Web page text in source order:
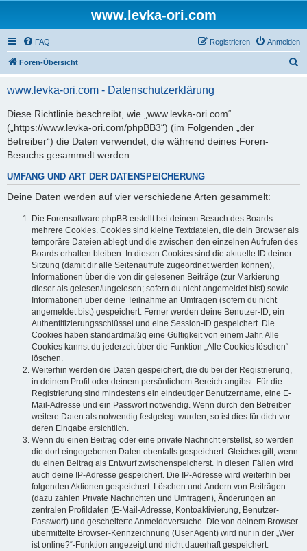
www.levka-ori.com
FAQ Anmelden
Registrieren
Foren-Übersicht
www.levka-ori.com - Datenschutzerklärung
Diese Richtlinie beschreibt, wie „www.levka-ori.com“
(„https://www.levka-ori.com/phpBB3“) (im Folgenden „der
Betreiber“) die Daten verwendet, die während deines Foren-
Besuchs gesammelt werden.
UMFANG UND ART DER DATENSPEICHERUNG
Deine Daten werden auf vier verschiedene Arten gesammelt:
Die Forensoftware phpBB erstellt bei deinem Besuch des Boards
mehrere Cookies. Cookies sind kleine Textdateien, die dein Browser als
temporäre Dateien ablegt und die zwischen den einzelnen Aufrufen des
Boards erhalten bleiben. In diesen Cookies sind die aktuelle ID deiner
Sitzung (damit dir alle Seitenaufrufe zugeordnet werden können),
Informationen über die von dir gelesenen Beiträge (zur Markierung
dieser als gelesen/ungelesen; sofern du nicht angemeldet bist) sowie
Informationen über deine Teilnahme an Umfragen (sofern du nicht
angemeldet bist) gespeichert. Ferner werden deine Benutzer-ID, ein
Authentifizierungsschlüssel und eine Session-ID gespeichert. Die
Cookies haben standardmäßig eine Gültigkeit von einem Jahr. Alle
Cookies kannst du jederzeit über die Funktion „Alle Cookies löschen“
löschen.
Weiterhin werden die Daten gespeichert, die du bei der Registrierung,
in deinem Profil oder deinem persönlichem Bereich angibst. Für die
Registrierung sind mindestens ein eindeutiger Benutzername, eine E-
Mail-Adresse und ein Passwort notwendig. Wenn durch den Betreiber
weitere Daten als notwendig festgelegt wurden, so ist dies für dich vor
deren Eingabe ersichtlich.
Wenn du einen Beitrag oder eine private Nachricht erstellst, so werden
die dort eingegebenen Daten ebenfalls gespeichert. Gleiches gilt, wenn
du einen Beitrag als Entwurf zwischenspeicherst. In diesen Fällen wird
auch deine IP-Adresse gespeichert. Die IP-Adresse wird weiterhin bei
folgenden Aktionen gespeichert: Löschen und Ändern von Beiträgen
(dazu zählen Private Nachrichten und Umfragen), Änderungen an
zentralen Profildaten (E-Mail-Adresse, Kontoaktivierung, Benutzer-
Passwort) und gescheiterte Anmeldeversuche. Die von deinem Browser
übermittelte Browser-Kennzeichnung (User Agent) wird nur in der „Wer
ist online?“-Funktion angezeigt und nicht dauerhaft gespeichert.